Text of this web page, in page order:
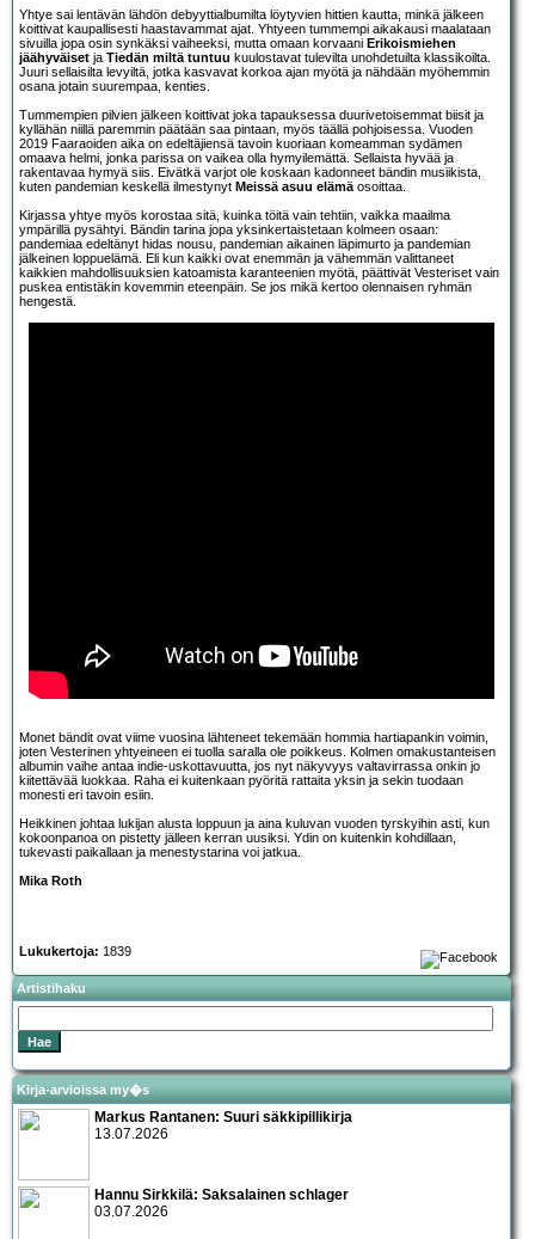
Yhtye sai lentävän lähdön debyyttialbumilta löytyvien hittien kautta, minkä jälkeen
koittivat kaupallisesti haastavammat ajat. Yhtyeen tummempi aikakausi maalataan
sivuilla jopa osin synkäksi vaiheeksi, mutta omaan korvaani Erikoismiehen
jäähyväiset ja Tiedän miltä tuntuu kuulostavat tulevilta unohdetuilta klassikoilta.
Juuri sellaisilta levyiltä, jotka kasvavat korkoa ajan myötä ja nähdään myöhemmin
osana jotain suurempaa, kenties.
Tummempien pilvien jälkeen koittivat joka tapauksessa duurivetoisemmat biisit ja
kyllähän niillä paremmin päätään saa pintaan, myös täällä pohjoisessa. Vuoden
2019 Faaraoiden aika on edeltäjiensä tavoin kuoriaan komeamman sydämen
omaava helmi, jonka parissa on vaikea olla hymyilemättä. Sellaista hyvää ja
rakentavaa hymyä siis. Eivätkä varjot ole koskaan kadonneet bändin musiikista,
kuten pandemian keskellä ilmestynyt Meissä asuu elämäosoittaa.
Kirjassa yhtye myös korostaa sitä, kuinka töitä vain tehtiin, vaikka maailma
ympärillä pysähtyi. Bändin tarina jopa yksinkertaistetaan kolmeen osaan:
pandemiaa edeltänyt hidas nousu, pandemian aikainen läpimurto ja pandemian
jälkeinen loppuelämä. Eli kun kaikki ovat enemmän ja vähemmän valittaneet
kaikkien mahdollisuuksien katoamista karanteenien myötä, päättivät Vesteriset vain
puskea entistäkin kovemmin eteenpäin. Se jos mikä kertoo olennaisen ryhmän
hengestä.
Monet bändit ovat viime vuosina lähteneet tekemään hommia hartiapankin voimin,
joten Vesterinen yhtyeineen ei tuolla saralla ole poikkeus. Kolmen omakustanteisen
albumin vaihe antaa indie-uskottavuutta, jos nyt näkyvyys valtavirrassa onkin jo
kiitettävää luokkaa. Raha ei kuitenkaan pyöritä rattaita yksin ja sekin tuodaan
monesti eri tavoin esiin.
Heikkinen johtaa lukijan alusta loppuun ja aina kuluvan vuoden tyrskyihin asti, kun
kokoonpanoa on pistetty jälleen kerran uusiksi. Ydin on kuitenkin kohdillaan,
tukevasti paikallaan ja menestystarina voi jatkua.
Mika Roth
Lukukertoja: 1839
Artistihaku
Kirja-arvioissa my�s
Markus Rantanen: Suuri säkkipillikirja
13.07.2026
Hannu Sirkkilä: Saksalainen schlager
03.07.2026